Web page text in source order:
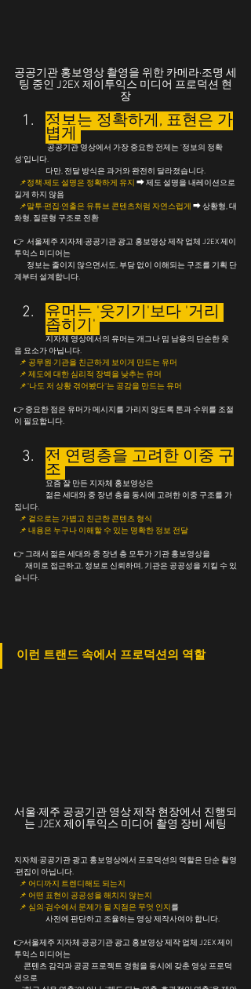
공공기관 홍보영상 촬영을 위한 카메라·조명 세
팅 중인 J2EX 제이투익스 미디어 프로덕션 현
장
정보는 정확하게, 표현은 가
볍게
성'입니다.
	다만, 전달 방식은 과거와 완전히 달라졌습니다.
   📌정책·제도 설명은 정확하게 유지
➡ 제도 설명을 내레이션으로
길게 하지 않음
   📌
말투·편집·연출은 유튜브 콘텐츠처럼 자연스럽게 ➡ 상황형, 대
화형, 질문형 구조로 전환
👉  서울제주 지자체·공공기관 광고 홍보영상 제작 업체 J2EX 제이
투익스 미디어는
계부터 설계합니다.
유머는 '웃기기'보다 '거리
좁히기'
음 요소가 아닙니다.
📌 공무원·기관을 친근하게 보이게 만드는 유머
📌 제도에 대한 심리적 장벽을 낮추는 유머
📌"나도 저 상황 겪어봤다"는 공감을 만드는 유머
👉 중요한 점은 유머가 메시지를 가리지 않도록 톤과 수위를 조절
이 필요합니다.
전 연령층을 고려한 이중 구
조
	요즘 잘 만든 지자체 홍보영상은
집니다.
📌 겉으로는 가볍고 친근한 콘텐츠 형식
📌 내용은 누구나 이해할 수 있는 명확한 정보 전달
👉 그래서 젊은 세대와 중 장년 층 모두가 기관 홍보영상을
습니다.
이런 트랜드 속에서 프로덕션의 역할
서울·제주 공공기관 영상 제작 현장에서 진행되
는 J2EX 제이투익스 미디어 촬영 장비 세팅
지자체·공공기관 광고 홍보영상에서 프로덕션의 역할은 단순 촬영
·편집이 아닙니다.
📌 어디까지 트렌디해도 되는지
📌 어떤 표현이 공공성을 해치지 않는지
📌 심의·검수에서 문제가 될 지점은 무엇 인지를
	사전에 판단하고 조율하는 영상 제작사여야 합니다.
👉서울제주 지자체·공공기관 광고 홍보영상 제작 업체 J2EX 제이
투익스 미디어는
션으로